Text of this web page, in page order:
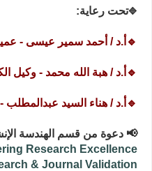
🔷تحت رعاية:
🔹أ.د / أحمد سمير عيسى - عميد
🔹أ.د / هبة الله محمد - وكيل
🔹أ.د / هناء السيد
📢 دعوة من قسم الهندسة
Research Excellence
& Journal Validation